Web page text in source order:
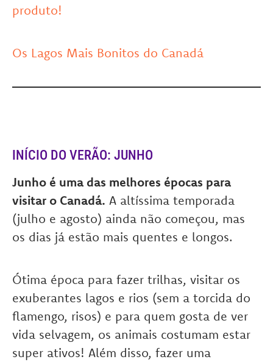
produto!
Os Lagos Mais Bonitos do Canadá
INÍCIO DO VERÃO: JUNHO
Junho é uma das melhores épocas para
visitar o Canadá. A altíssima temporada
(julho e agosto) ainda não começou, mas
os dias já estão mais quentes e longos.
Ótima época para fazer trilhas, visitar os
exuberantes lagos e rios (sem a torcida do
flamengo, risos) e para quem gosta de ver
vida selvagem, os animais costumam estar
super ativos! Além disso, fazer uma